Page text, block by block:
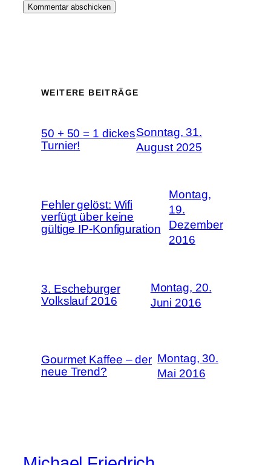
WEITERE BEITRÄGE
50 + 50 = 1 dickes
Turnier!
Sonntag, 31.
August 2025
Fehler gelöst: Wifi
verfügt über keine
gültige IP-Konfiguration
Montag,
19.
Dezember
2016
3. Escheburger
Volkslauf 2016
Montag, 20.
Juni 2016
Gourmet Kaffee – der
neue Trend?
Montag, 30.
Mai 2016